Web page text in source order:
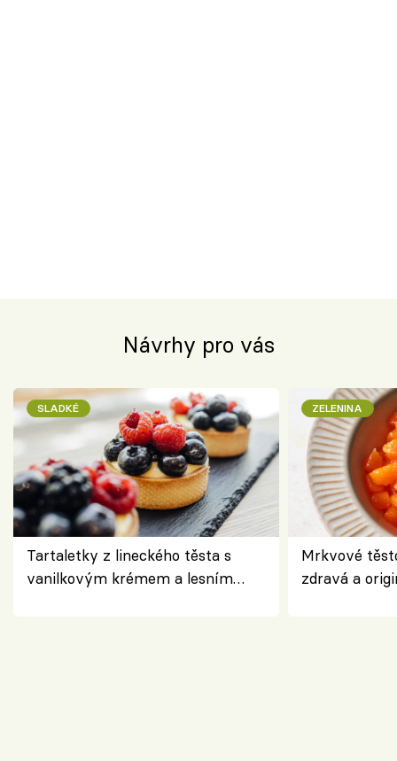
Návrhy pro vás
SLADKÉ
Tartaletky z lineckého těsta s
vanilkovým krémem a lesním
ZELENINA
Mrkvové
zdravá a